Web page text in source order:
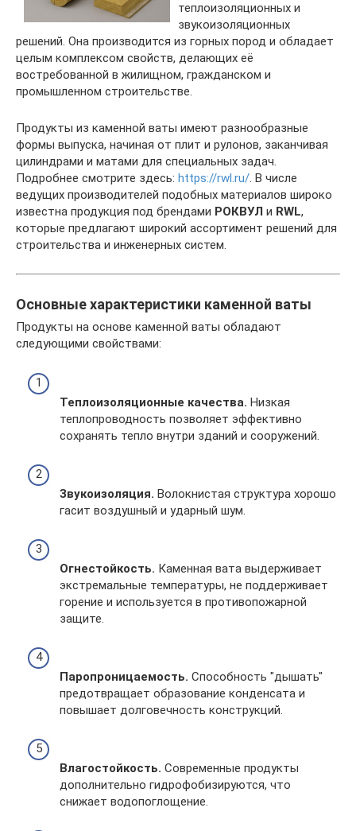
теплоизоляционных и
звукоизоляционных
решений. Она производится из горных пород и обладает
целым комплексом свойств, делающих её
востребованной в жилищном, гражданском и
промышленном строительстве.
Продукты из каменной ваты имеют разнообразные
формы выпуска, начиная от плит и рулонов, заканчивая
цилиндрами и матами для специальных задач.
Подробнее смотрите здесь: https://rwl.ru/. В числе
ведущих производителей подобных материалов широко
известна продукция под брендами РОКВУЛ и RWL,
которые предлагают широкий ассортимент решений для
строительства и инженерных систем.
Основные характеристики каменной ваты
Продукты на основе каменной ваты обладают
следующими свойствами:
Теплоизоляционные качества. Низкая
теплопроводность позволяет эффективно
сохранять тепло внутри зданий и сооружений.
Звукоизоляция. Волокнистая структура хорошо
гасит воздушный и ударный шум.
Огнестойкость. Каменная вата выдерживает
экстремальные температуры, не поддерживает
горение и используется в противопожарной
защите.
Паропроницаемость. Способность "дышать"
предотвращает образование конденсата и
повышает долговечность конструкций.
Влагостойкость. Современные продукты
дополнительно гидрофобизируются, что
снижает водопоглощение.